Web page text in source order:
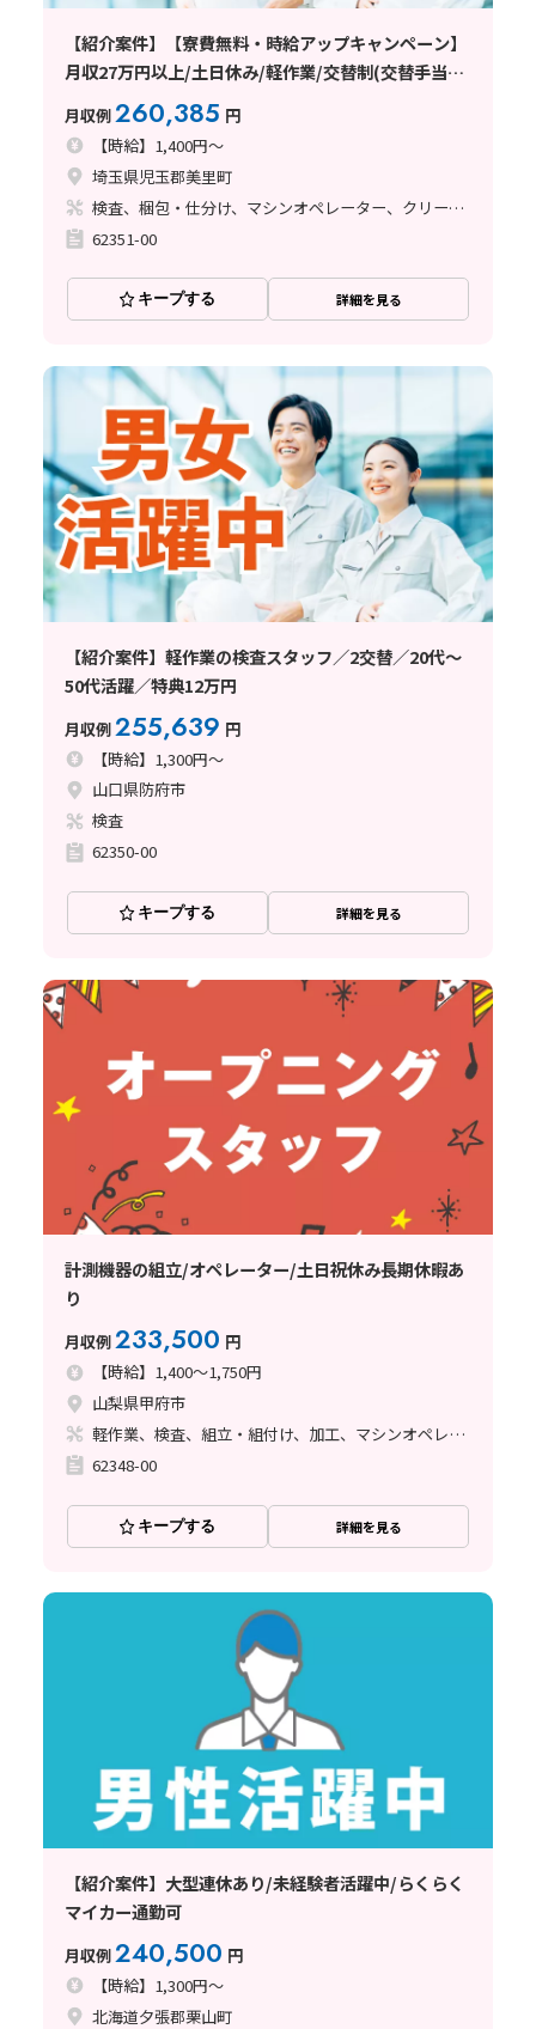
【紹介案件】【寮費無料・時給アップキャンペーン】
月収27万円以上/土日休み/軽作業/交替制(交替手当て
あり)/未経験者歓迎/20～40代の男女活躍中/車通勤可
能/日払い・週払い制度あり
月収例260,385 円
【時給】1,400円～
埼玉県児玉郡美里町
検査、梱包・仕分け、マシンオペレーター、クリーンルーム
62351-00
キープする 詳細を見る
【紹介案件】軽作業の検査スタッフ／2交替／20代～
50代活躍／特典12万円
月収例255,639 円
【時給】1,300円～
山口県防府市
検査
62350-00
キープする 詳細を見る
計測機器の組立/オペレーター/土日祝休み長期休暇あ
り
月収例233,500 円
【時給】1,400～1,750円
山梨県甲府市
軽作業、検査、組立・組付け、加工、マシンオペレーター、清掃・洗浄、ハンダ付け、立ち作業
62348-00
キープする 詳細を見る
【紹介案件】大型連休あり/未経験者活躍中/らくらく
マイカー通勤可
月収例240,500 円
【時給】1,300円～
北海道夕張郡栗山町